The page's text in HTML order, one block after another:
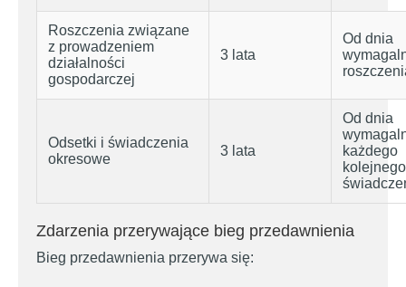
Roszczenia związane
z prowadzeniem
działalności
gospodarczej
3 lata
Od dnia
Odsetki i świadczenia
okresowe
3 lata
Od dnia
każdego
kolejnego
Zdarzenia przerywające bieg przedawnienia
Bieg przedawnienia przerywa się: